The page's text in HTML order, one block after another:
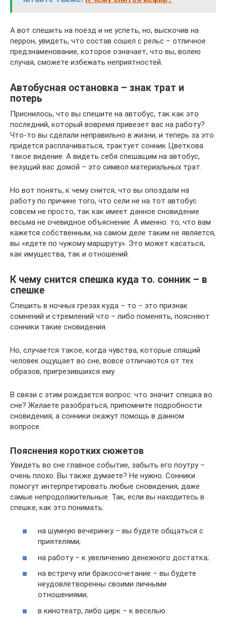
А вот спешить на поезд и не успеть, но, выскочив на
перрон, увидеть, что состав сошел с рельс – отличное
предзнаменование, которое означает, что вы, волею
случая, сможете избежать неприятностей.
Автобусная остановка – знак трат и
потерь
Приснилось, что вы спешите на автобус, так как это
последний, который вовремя привезет вас на работу?
Что-то вы сделали неправильно в жизни, и теперь за это
придется расплачиваться, трактует сонник Цветкова
такое видение. А видеть себя спешащим на автобус,
везущий вас домой – это символ материальных трат.
Но вот понять, к чему снится, что вы опоздали на
работу по причине того, что сели не на тот автобус
совсем не просто, так как имеет данное сновидение
весьма не очевидное объяснение. А именно: то, что вам
кажется собственным, на самом деле таким не является,
вы «едете по чужому маршруту». Это может касаться,
как имущества, так и отношений.
К чему снится спешка куда то. сонник – в
спешке
Спешить в ночных грезах куда – то – это признак
сомнений и стремлений что – либо поменять, поясняют
сонники такие сновидения.
Но, случается такое, когда чувства, которые спящий
человек ощущает во сне, вовсе отличаются от тех
образов, пригрезившихся ему.
В связи с этим рождается вопрос: что значит спешка во
сне? Желаете разобраться, припомните подробности
сновидения, а сонники окажут помощь в данном
вопросе.
Пояснения коротких сюжетов
Увидеть во сне главное событие, забыть его поутру –
очень плохо. Вы также думаете? Не нужно. Сонники
помогут интерпретировать любые сновидения, даже
самые непродолжительные. Так, если вы находитесь в
спешке, как это понимать:
на шумную вечеринку – вы будете общаться с
приятелями;
на работу – к увеличению денежного достатка;
на встречу или бракосочетание – вы будете
неудовлетворенны своими личными
отношениями;
в кинотеатр, либо цирк – к веселью.